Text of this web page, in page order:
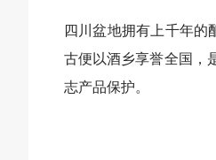
四川盆地拥有上千年
古便以酒乡享誉全国，
志产品保护。